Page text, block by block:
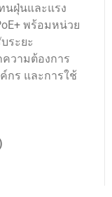
นฝุ่นและแรง
พร้อมหน่วย
ระยะ
ความต้องการ
กร และการใช้